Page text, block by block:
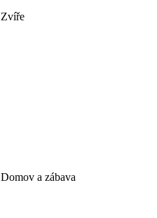
Zvíře
Domov a zábava